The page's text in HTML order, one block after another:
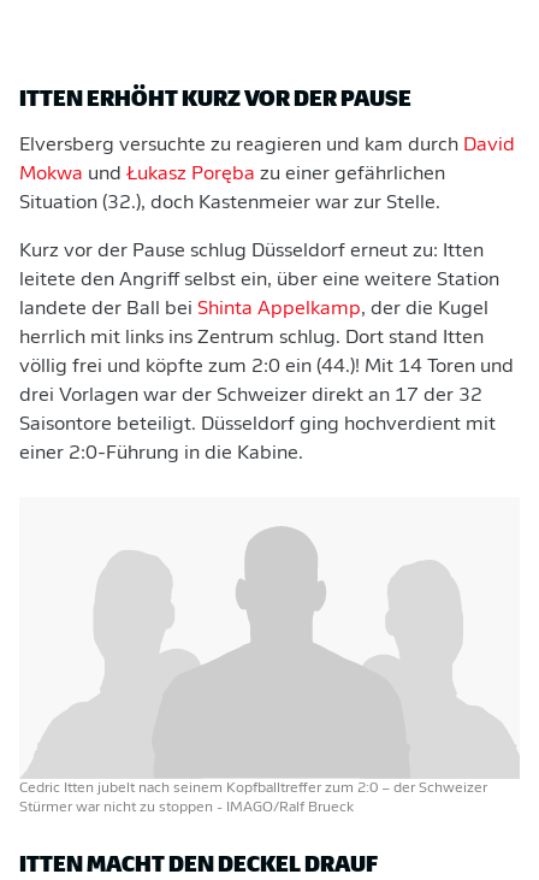
ITTEN ERHÖHT KURZ VOR DER PAUSE
Elversberg versuchte zu reagieren und kam durch David
Mokwa und Łukasz Poręba zu einer gefährlichen
Situation (32.), doch Kastenmeier war zur Stelle.
Kurz vor der Pause schlug Düsseldorf erneut zu: Itten
leitete den Angriff selbst ein, über eine weitere Station
landete der Ball bei Shinta Appelkamp, der die Kugel
herrlich mit links ins Zentrum schlug. Dort stand Itten
völlig frei und köpfte zum 2:0 ein (44.)! Mit 14 Toren und
drei Vorlagen war der Schweizer direkt an 17 der 32
Saisontore beteiligt. Düsseldorf ging hochverdient mit
einer 2:0-Führung in die Kabine.
Cedric Itten jubelt nach seinem Kopfballtreffer zum 2:0 – der Schweizer
Stürmer war nicht zu stoppen - IMAGO/Ralf Brueck
ITTEN MACHT DEN DECKEL DRAUF